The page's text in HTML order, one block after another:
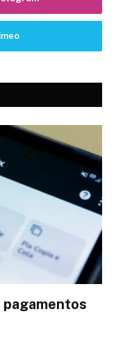
pagamentos